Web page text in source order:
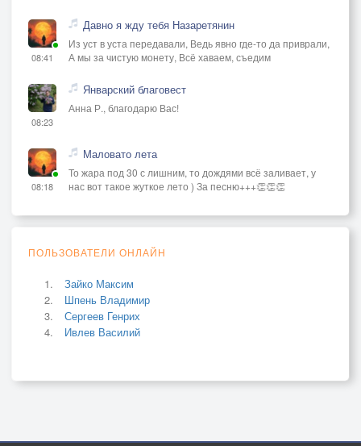
08:41
Давно я жду тебя Назаретянин
Из уст в уста передавали, Ведь явно где-то да приврали,
А мы за чистую монету, Всё хаваем, съедим
08:23
Январский благовест
Анна Р., благодарю Вас!
08:18
Маловато лета
То жара под 30 с лишним, то дождями всё заливает, у
нас вот такое жуткое лето ) За песню+++👏👏👏
ПОЛЬЗОВАТЕЛИ ОНЛАЙН
Зайко Максим
Шпень Владимир
Сергеев Генрих
Ивлев Василий